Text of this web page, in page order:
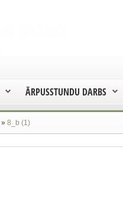
ĀRPUSSTUNDU DARBS
» 8_b (1)